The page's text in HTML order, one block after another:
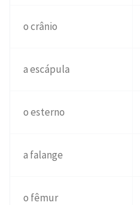
o crânio
a escápula
o esterno
a falange
o fêmur